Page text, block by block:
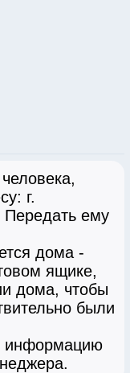
г.
Передать ему
дома -
ящике,
дома, чтобы
были
информацию